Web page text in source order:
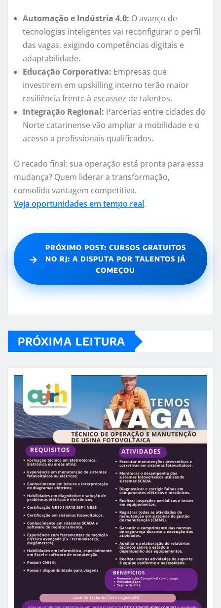
Automação e Indústria 4.0: O avanço de
tecnologias inteligentes vai reconfigurar o perfil
das vagas, exigindo competências digitais e
adaptabilidade.
Educação Corporativa: Empresas que
investirem em upskilling interno terão maior
resiliência frente à escassez de talentos.
Integração Regional: Parcerias entre cidades do
Norte catarinense vão ampliar a mobilidade e o
acesso a profissionais qualificados.
O recado final: sua operação está pronta para essa
mudança? Quem liderar a transformação,
consolida vantagem competitiva.
Veja oportunidades em tempo real.
→
PRÓXIMO POST: CURSOS GRATUITOS
NO RJ: A DISPUTA POR TALENTOS JÁ
COMEÇOU
PRÓXIMA LEITURA